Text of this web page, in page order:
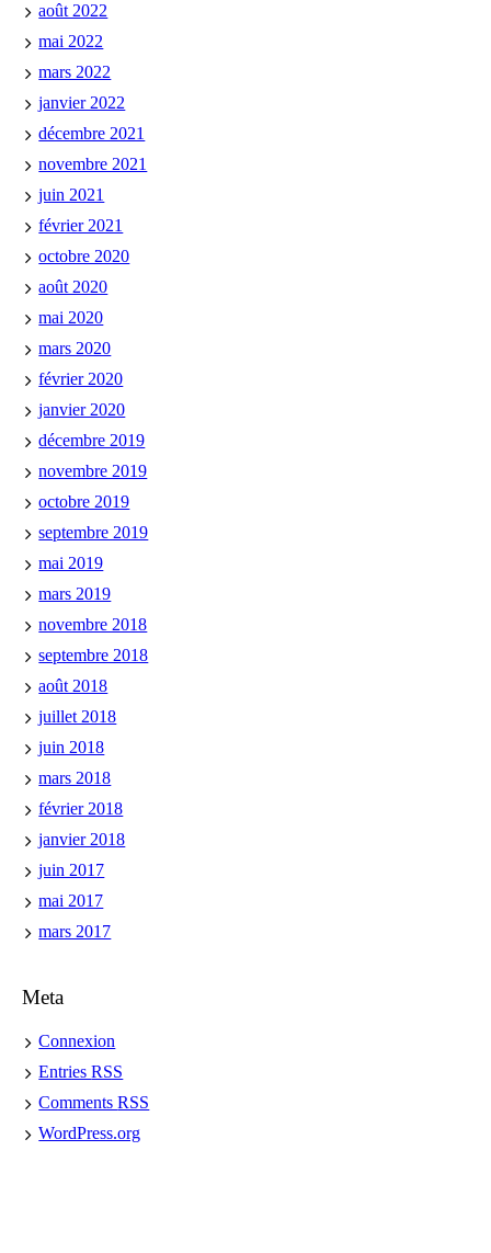
août 2022
mai 2022
mars 2022
janvier 2022
décembre 2021
novembre 2021
juin 2021
février 2021
octobre 2020
août 2020
mai 2020
mars 2020
février 2020
janvier 2020
décembre 2019
novembre 2019
octobre 2019
septembre 2019
mai 2019
mars 2019
novembre 2018
septembre 2018
août 2018
juillet 2018
juin 2018
mars 2018
février 2018
janvier 2018
juin 2017
mai 2017
mars 2017
Meta
Connexion
EntriesRSS
CommentsRSS
WordPress.org